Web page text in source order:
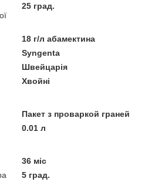
25 град.
18 г/л абамектина
Syngenta
Швейцарія
Хвойні
Пакет з проваркой граней
0.01 л
36 міс
5 град.